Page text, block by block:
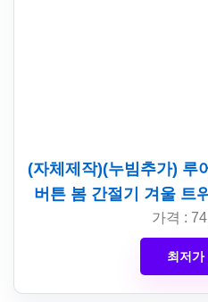
(자체제작)(누빔추가) 루
버튼 봄 간절기 겨울 트
가격 :
최저가